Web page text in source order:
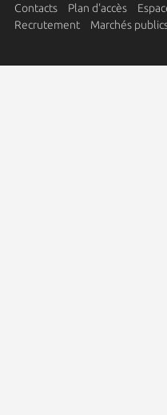
Contacts
Plan d'accès
Recrutement
Marchés